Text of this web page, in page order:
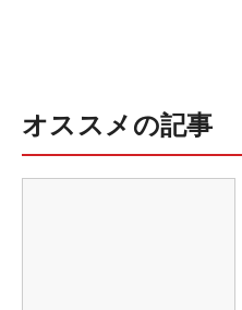
オススメの記事